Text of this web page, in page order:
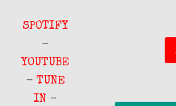
SPOTIFY
-
YOUTUBE
- TUNE
IN -